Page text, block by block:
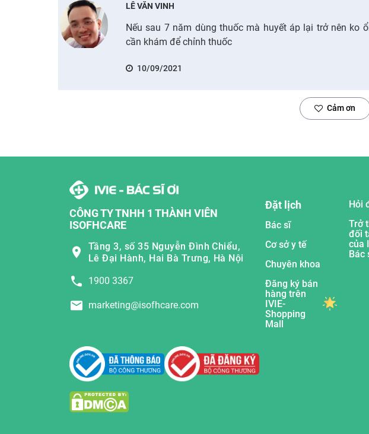
LÊ VĂN VINH
Nếu sau 7 năm dùng thuốc mà huyết áp lại trở nên ko
cần khám để chỉnh thuốc
10/09/2021
Cảm ơn
CÔNG TY TNHH 1 THÀNH VIÊN
ISOFHCARE
Tầng 3, số 35 Nguyễn Đình Chiểu,
Lê Đại Hành, Hai Bà Trưng, Hà Nội
1900 3367
marketing@isofhcare.com
Đặt lịch
Bác sĩ
Cơ sở y tế
Chuyên khoa
Đăng ký bán
hàng trên
IVIE-
Shopping
Mall
Hỏi
Trở
đối
của
Bác